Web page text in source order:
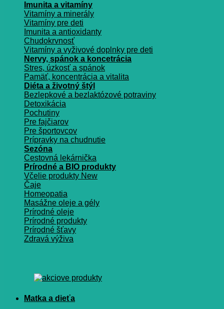
Imunita a vitamíny
Vitamíny a minerály
Vitamíny pre deti
Imunita a antioxidanty
Chudokrvnosť
Vitamíny a vyživové doplnky pre deti
Nervy, spánok a koncetrácia
Stres, úzkosť a spánok
Pamäť, koncentrácia a vitalita
Diéta a životný štýl
Bezlepkové a bezlaktózové potraviny
Detoxikácia
Pochutiny
Pre fajčiarov
Pre športovcov
Prípravky na chudnutie
Sezóna
Cestovná lekárnička
Prírodné a BIO produkty
Včelie produkty
Čaje
Homeopatia
Masážne oleje a gély
Prírodné oleje
Prírodné produkty
Prírodné šťavy
Zdravá výživa
Matka a dieťa